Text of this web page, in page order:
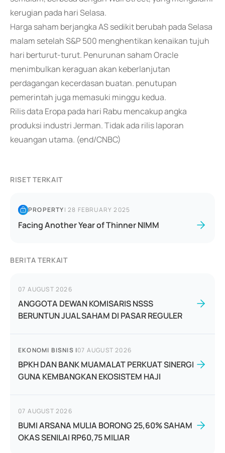
kerugian pada hari Selasa.
Harga saham berjangka AS sedikit berubah pada Selasa
malam setelah S&P 500 menghentikan kenaikan tujuh
hari berturut-turut. Penurunan saham Oracle
menimbulkan keraguan akan keberlanjutan
perdagangan kecerdasan buatan. penutupan
pemerintah juga memasuki minggu kedua.
Rilis data Eropa pada hari Rabu mencakup angka
produksi industri Jerman. Tidak ada rilis laporan
keuangan utama. (end/CNBC)
RISET TERKAIT
PROPERTY|28 FEBRUARY 2025
Facing Another Year of Thinner NIMM
BERITA TERKAIT
07 AUGUST 2026
ANGGOTA DEWAN KOMISARIS NSSS
BERUNTUN JUAL SAHAM DI PASAR REGULER
EKONOMI BISNIS |07 AUGUST 2026
BPKH DAN BANK MUAMALAT PERKUAT SINERGI
GUNA KEMBANGKAN EKOSISTEM HAJI
07 AUGUST 2026
BUMI ARSANA MULIA BORONG 25,60% SAHAM
OKAS SENILAI RP60,75 MILIAR